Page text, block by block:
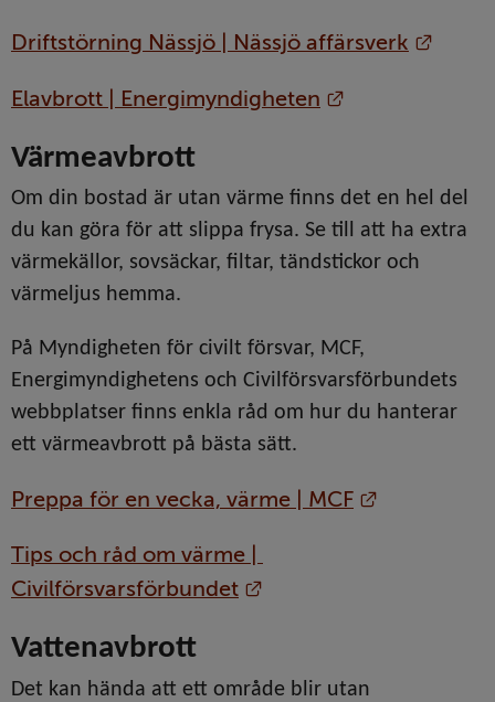
Driftstörning Nässjö | Nässjö affärsverk
Elavbrott | Energimyndigheten
Värmeavbrott
Om din bostad är utan värme finns det en hel del
du kan göra för att slippa frysa. Se till att ha extra
värmekällor, sovsäckar, filtar, tändstickor och
värmeljus hemma.
På Myndigheten för civilt försvar, MCF,
Energimyndighetens och Civilförsvarsförbundets
webbplatser finns enkla råd om hur du hanterar
ett värmeavbrott på bästa sätt.
Preppa för en vecka, värme | MCF
Tips och råd om värme |
Civilförsvarsförbundet
Vattenavbrott
Det kan hända att ett område blir utan